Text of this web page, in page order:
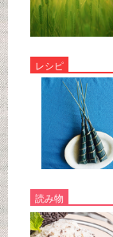
レシピ
読み物